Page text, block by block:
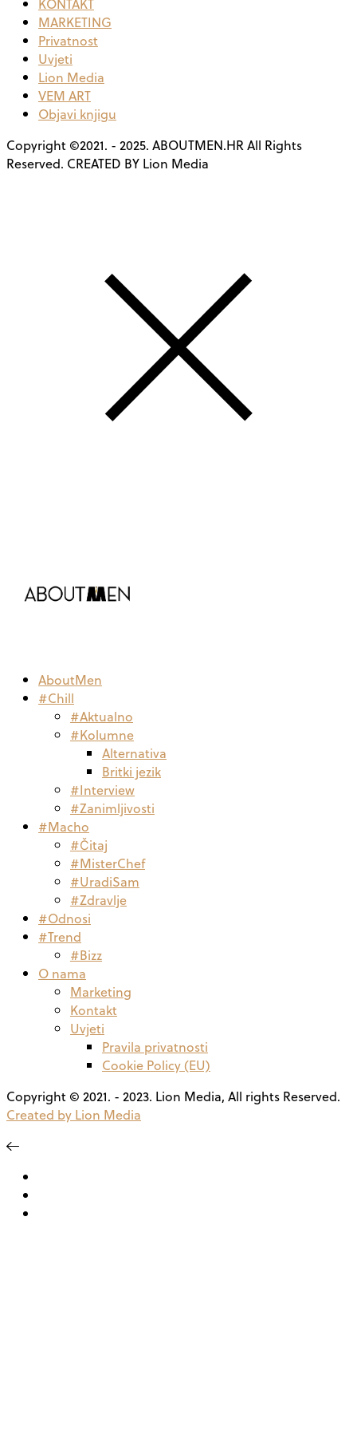
KONTAKT
MARKETING
Privatnost
Uvjeti
Lion Media
VEM ART
Objavi knjigu
Copyright ©2021. - 2025. ABOUTMEN.HR All Rights
Reserved. CREATED BY Lion Media
AboutMen
#Chill
#Aktualno
#Kolumne
Alternativa
Britki jezik
#Interview
#Zanimljivosti
#Macho
#Čitaj
#MisterChef
#UradiSam
#Zdravlje
#Odnosi
#Trend
#Bizz
O nama
Marketing
Kontakt
Uvjeti
Pravila privatnosti
Cookie Policy (EU)
Copyright © 2021. - 2023. Lion Media, All rights Reserved.
Created by Lion Media